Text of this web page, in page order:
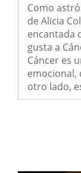
Como
de Alicia
encantada
gusta a
Cáncer es
emocional,
otro lado,